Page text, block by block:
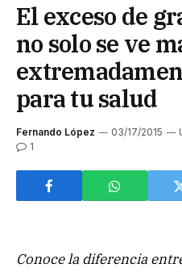
El exceso de
no solo se ve
para tu salud
Fernando López 03/17/2015
1
Conoce la diferencia